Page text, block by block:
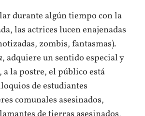
durante algún tiempo con la
las actrices lucen enajenadas
zombis, fantasmas).
, adquiere un sentido especial y
a la postre, el público está
de estudiantes
comunales asesinados,